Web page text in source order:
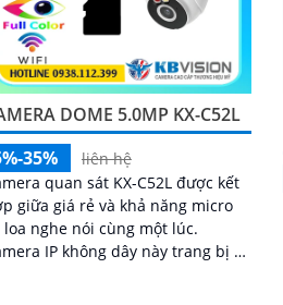
DOME 5.0MP KX-C52L
35%
liên hệ
quan sát KX-C52L được kết
giữa giá rẻ và khả năng micro
loa nghe nói cùng một lúc.
IP không dây này trang bị 2